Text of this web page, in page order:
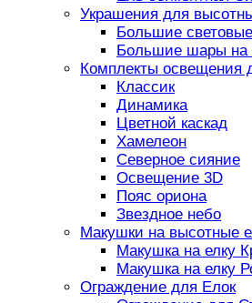
Украшения для
Большие
Большие шары на
Комплекты освещения
Классик
Динамика
Цветной каскад
Хамелеон
Северное сияние
Освещение 3D
Пояс ориона
Звездное небо
Макушки на высотные
Макушка на елку
Макушка на елку
Ограждение для Елок